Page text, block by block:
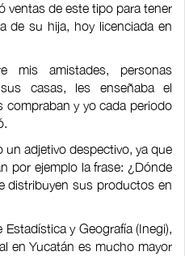
ventas de este tipo para tener
de su hija, hoy licenciada en
mis amistades, personas
casas, les enseñaba el
compraban y yo cada periodo
adjetivo despectivo, ya que
por ejemplo la frase: ¿Dónde
distribuyen sus productos en
y Geografía (Inegi),
en Yucatán es mucho mayor